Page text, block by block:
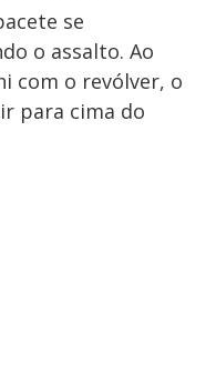
se
o assalto. Ao
com o revólver, o
para cima do